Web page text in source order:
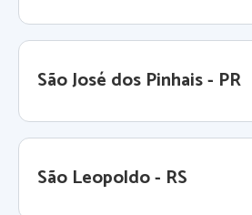
São José dos Pinhais - PR
São Leopoldo - RS